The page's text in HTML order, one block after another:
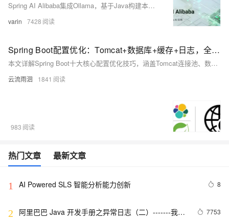
Spring AI Alibaba集成Ollama，基于Java构建本地大模型应用，支持流式对话、knife4j接口可视化，实现高隐私、免API密钥的离线AI服务。
varin 7428
Spring Boot配置优化：Tomcat+数据库+缓存+日志，全场景教程
本文详解Spring Boot十大核心配置优化技巧，涵盖Tomcat连接池、数据库连接池、Jackson时区、日志管理、缓存策略、异步线程池等关键配置，结合代码示例与通俗解释，助你轻松掌握高并发场景下的性能调优方法，适用于实际项目落地。
云流雨洄 1841
983
热门文章 最新文章
1 AI Powered SLS 智能分析能力创新 8
2
阿里巴巴 Java 开发手册之异常日志（二）-------我的
7753